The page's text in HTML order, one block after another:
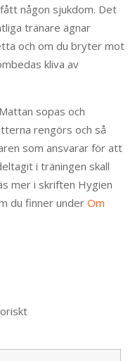
någon sjukdom. Det
tränare ägnar
och om du bryter mot
kliva av
sopas och
rengörs och så
som ansvarar för att
i träningen skall
mer i skriften Hygien
du finner underOm